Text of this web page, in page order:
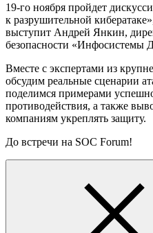
19-го ноября пройдет
к разрушительной
выступит Андрей Янкин,
безопасности «Инфосистемы
Вместе с экспертами из
обсудим реальные сценарии
поделимся примерами
противодействия, а также
компаниям укреплять защиту.
До встречи на SOC Forum!